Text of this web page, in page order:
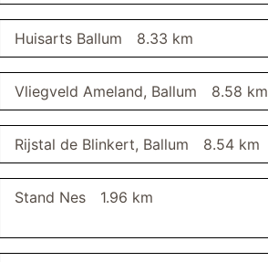
Huisarts Ballum 8.33 km
Vliegveld Ameland, Ballum 8.58 km
Rijstal de Blinkert, Ballum 8.54 km
Stand Nes 1.96 km